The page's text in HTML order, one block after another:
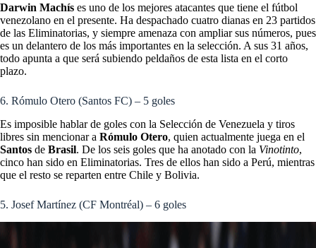
Darwin Machís es uno de los mejores atacantes que tiene el fútbol
venezolano en el presente. Ha despachado cuatro dianas en 23 partidos
de las Eliminatorias, y siempre amenaza con ampliar sus números, pues
es un delantero de los más importantes en la selección. A sus 31 años,
todo apunta a que será subiendo peldaños de esta lista en el corto
plazo.
6. Rómulo Otero (Santos FC) – 5 goles
Es imposible hablar de goles con la Selección de Venezuela y tiros
libres sin mencionar a Rómulo Otero, quien actualmente juega en el
Santos de Brasil. De los seis goles que ha anotado con la Vinotinto,
cinco han sido en Eliminatorias. Tres de ellos han sido a Perú, mientras
que el resto se reparten entre Chile y Bolivia.
5. Josef Martínez (CF Montréal) – 6 goles